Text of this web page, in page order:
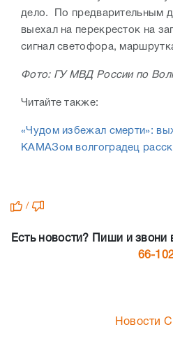
дело. По предварительным
выехал на перекресток на
сигнал светофора,
Фото: ГУ МВД России по
Читайте также:
«Чудом избежал смерти»:
КАМАЗом волгоградец
/
Есть новости? Пиши и звони
66-
Новости